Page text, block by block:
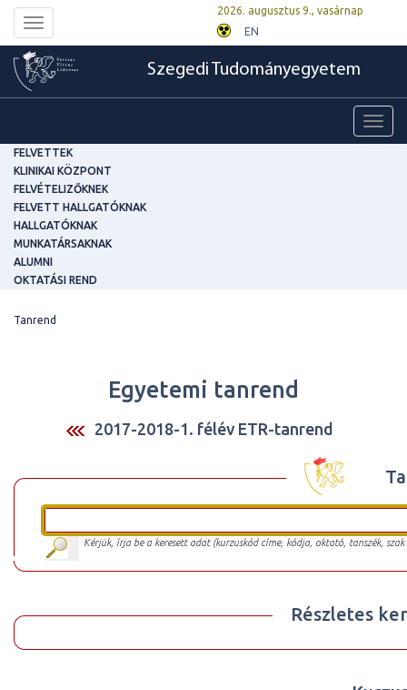
Toggle
navigation
2026. augusztus 9., vasárnap
EN
Szegedi Tudományegyetem
FELVETTEK
KLINIKAI KÖZPONT
FELVÉTELIZŐKNEK
FELVETT HALLGATÓKNAK
HALLGATÓKNAK
MUNKATÁRSAKNAK
ALUMNI
OKTATÁSI REND
Tanrend
Egyetemi tanrend
2017-2018-1. félév ETR-tanrend
Kérjük, írja be a keresett adat (kurzuskód címe, kódja, oktató, tanszék,
Részletes